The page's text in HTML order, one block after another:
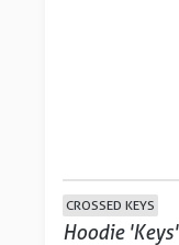
CROSSED KEYS
Hoodie 'Keys'